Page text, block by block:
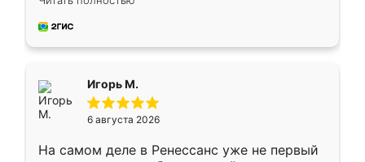
делу со всей ответственностью. Собрали
за день, ребята работали аккуратно, даже
Игорь М.
6 августа 2026
На самом деле в Ренессанс уже не первый